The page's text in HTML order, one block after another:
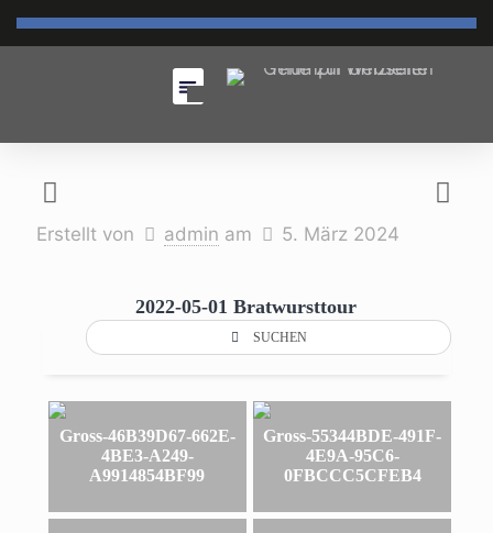
Erstellt von admin am 5. März 2024
2022-05-01 Bratwursttour
SUCHEN
Gross-46B39D67-662E-
4BE3-A249-
A9914854BF99
Gross-55344BDE-491F-
4E9A-95C6-
0FBCCC5CFEB4